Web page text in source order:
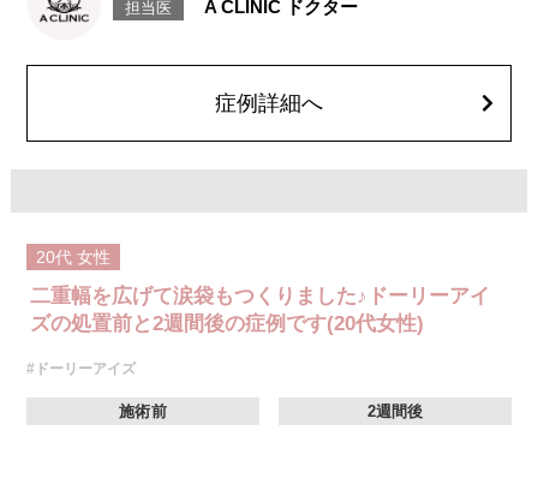
右差、重瞼ラインの消失・乱れ、縫合糸の露出、結膜腫脹などが生じるこ
アドバンス 2箇所217,800円(税込)～6箇所349,800円(税込)
アペックス シングル437,800円(税込)～ダブル657,800円(税込)
シークレットアイズシングル712,800円(税込)〜ダブル877,800円(税込)
施術名：目の上の脂肪取り
で、まぶたが軽くなり、目元がすっきりとした印象になります。二重のラ
インもよりくっきりと出やすくなるため、眠たそうな目元や重たいまぶた
にお悩みの方に適した施術です。
施術時間：約15分程
リスク、副作用：腫れ、内出血、疼痛などが術後一時的に生じることがご
ざいます。また、稀に細菌感染症、左右差、肥厚性瘢痕、創部陥凹などが
生じることがございます。
費用：118,800円(税込)〜173,800円(税込)
オプション：笑気麻酔 3,300円(税込)
担当医 A CLINIC ドクター
症例詳細へ
20代 女性
二重幅を広げて涙袋もつくりました♪ドーリーアイ
ズの処置前と2週間後の症例です(20代女性)
#ドーリーアイズ
施術前 2週間後